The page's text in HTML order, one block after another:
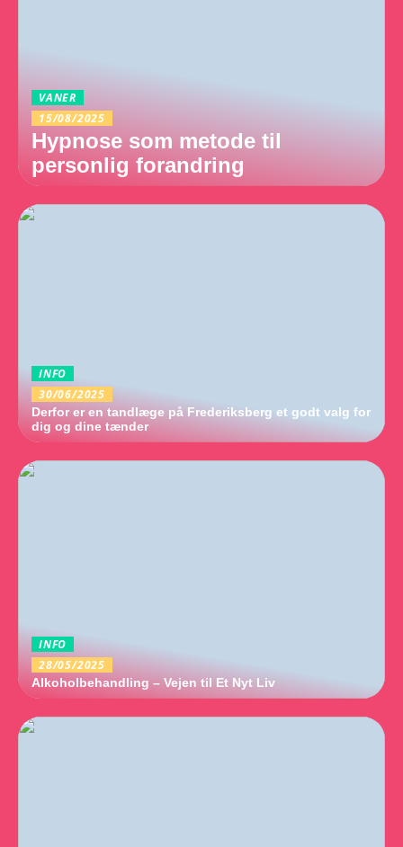
VANER
15/08/2025
Hypnose som metode til
personlig forandring
INFO
30/06/2025
Derfor er en tandlæge på Frederiksberg et godt valg for
dig og dine tænder
INFO
28/05/2025
Alkoholbehandling – Vejen til Et Nyt Liv